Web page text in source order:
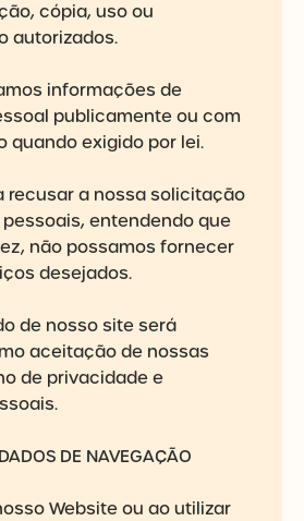
cópia, uso ou
autorizados.
informações de
publicamente ou com
quando exigido por lei.
recusar a nossa solicitação
entendendo que
não possamos fornecer
desejados.
de nosso site será
aceitação de nossas
de privacidade e
DE NAVEGAÇÃO
Website ou ao utilizar